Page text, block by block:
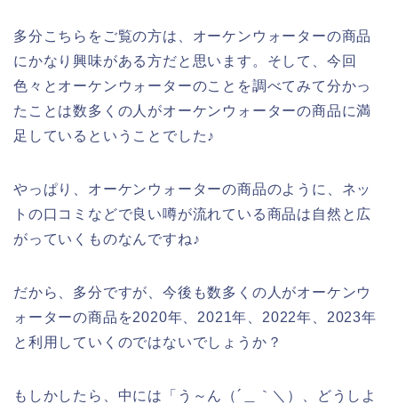
多分こちらをご覧の方は、オーケンウォーターの商品
にかなり興味がある方だと思います。そして、今回
色々とオーケンウォーターのことを調べてみて分かっ
たことは数多くの人がオーケンウォーターの商品に満
足しているということでした♪
やっぱり、オーケンウォーターの商品のように、ネッ
トの口コミなどで良い噂が流れている商品は自然と広
がっていくものなんですね♪
だから、多分ですが、今後も数多くの人がオーケンウ
ォーターの商品を2020年、2021年、2022年、2023年
と利用していくのではないでしょうか？
もしかしたら、中には「う～ん（´＿｀＼）、どうしよ